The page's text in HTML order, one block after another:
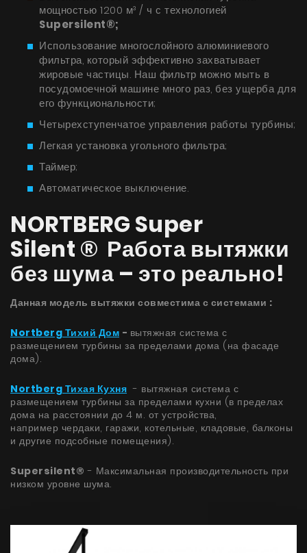
Инструкции
мощностью 1200 м³ / ч с технологией
Supersilent®;
Использование многослойного алюминиевого
фильтра, который эффективно захватывает
жировые частицы. Наш фильтр можно мыть в
посудомоечной машине много раз, без ущерба для
его функциональности;
Четырехступенчатое управления работы турбины;
Легкая установка угольного фильтра;
Таймер;
Автоматическое выключение.
NORTBERG Super
Silent ® Работа вытяжки
без шума – это реально!
Данная модель вытяжки совместима с системами ​:
Nortberg Тихий Дом - вытяжная система с
размещением турбины за пределами дома (на фасаде
дома).
Nortberg Тихая Кухня - вытяжная система с
размещением турбины за пределами кухни (в пределах
дома на расстоянии до 4 м. от устройства,
например чердаки, гаражи, котельные, кладовые, балконы
и другие подсобные помещения).
Supersilent® - Максимальная производительность при
низком уровне шума.